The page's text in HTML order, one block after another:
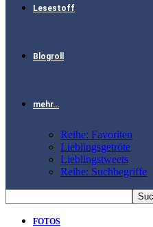
Lesestoff
Blogroll
mehr…
Reihe: Favoriten
Lieblingsgetröte
Lieblingstweets
Reihe: Suchbegriffe
FOTOS